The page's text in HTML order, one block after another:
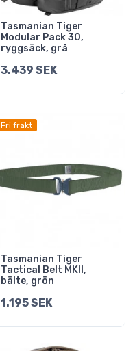
Tasmanian Tiger
Modular Pack 30,
ryggsäck, grå
3.439 SEK
Fri frakt
Tasmanian Tiger
Tactical Belt MKII,
bälte, grön
1.195 SEK